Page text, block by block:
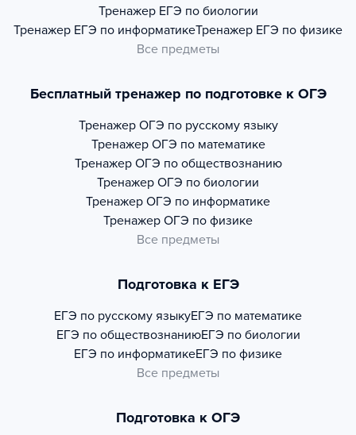
Тренажер ЕГЭ по биологии
Тренажер ЕГЭ по информатикеТренажер ЕГЭ по физике
Все предметы
Бесплатный тренажер по подготовке к ОГЭ
Тренажер ОГЭ по русскому языку
Тренажер ОГЭ по математике
Тренажер ОГЭ по обществознанию
Тренажер ОГЭ по биологии
Тренажер ОГЭ по информатике
Тренажер ОГЭ по физике
Все предметы
Подготовка к ЕГЭ
ЕГЭ по русскому языкуЕГЭ по математике
ЕГЭ по обществознаниюЕГЭ по биологии
ЕГЭ по информатикеЕГЭ по физике
Все предметы
Подготовка к ОГЭ